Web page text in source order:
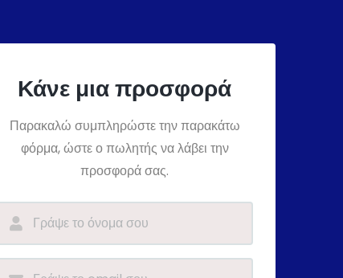
Κάνε μια προσφορά
Παρακαλώ συμπληρώστε την παρακάτω
φόρμα, ώστε ο πωλητής να λάβει την
προσφορά σας.